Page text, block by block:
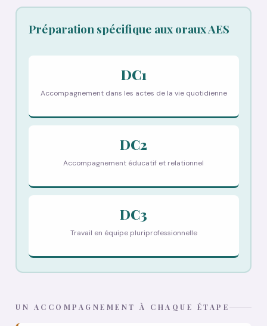
Préparation spécifique aux oraux AES
DC1
Accompagnement dans les actes de la vie quotidienne
DC2
Accompagnement éducatif et relationnel
DC3
Travail en équipe pluriprofessionnelle
UN ACCOMPAGNEMENT À CHAQUE ÉTAPE